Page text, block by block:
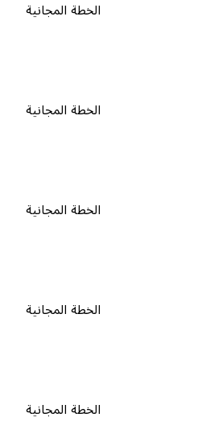
الخطة المجانية
الخطة المجانية
الخطة المجانية
الخطة المجانية
الخطة المجانية